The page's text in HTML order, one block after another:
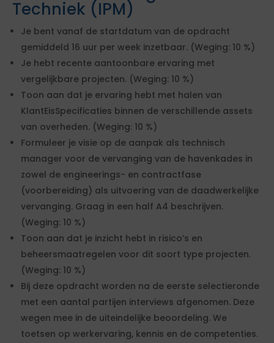
Techniek (IPM)
Je bent vanaf de startdatum van de opdracht
gemiddeld 16 uur per week inzetbaar. (Weging: 10 %)
Je hebt recente aantoonbare ervaring met
vergelijkbare projecten. (Weging: 10 %)
Toon aan dat je ervaring hebt met halen van
KlantEisSpecificaties binnen de verschillende assets
van overheden. (Weging: 10 %)
Formuleer je visie op de aanpak als technisch
manager voor de vervanging van de havenkades in
zowel de engineerings- en contractfase
(voorbereiding) als uitvoering van de daadwerkelijke
vervanging. Graag in een half A4 beschrijven.
(Weging: 10 %)
Toon aan dat je inzicht hebt in risico’s en
beheersmaatregelen voor dit soort type projecten.
(Weging: 10 %)
Bij deze opdracht worden na de eerste selectieronde
met een aantal partijen interviews afgenomen. Deze
wegen mee in de uiteindelijke beoordeling. We
toetsen op werkervaring, kennis en de competenties.